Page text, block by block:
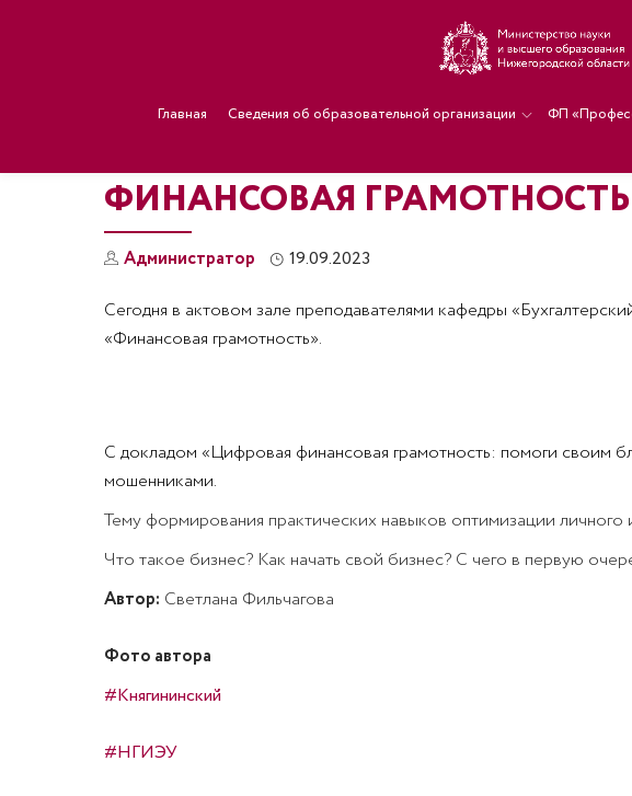
Главная Сведения об образовательной организации ФП
ФИНАНСОВАЯ
Администратор 19.09.2023
Сегодня в актовом зале преподавателями кафедры
«Финансовая грамотность».
С докладом «Цифровая финансовая грамотность: помоги своим
мошенниками.
Тему формирования практических навыков оптимизации
Что такое бизнес? Как начать свой бизнес? С чего в первую
Автор: Светлана Фильчагова
Фото автора
#Княгининский
#НГИЭУ